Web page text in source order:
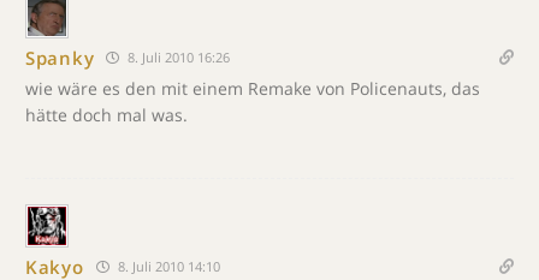
Spanky 8. Juli 2010 16:26
wie wäre es den mit einem Remake von Policenauts, das
hätte doch mal was.
Kakyo 8. Juli 2010 14:10